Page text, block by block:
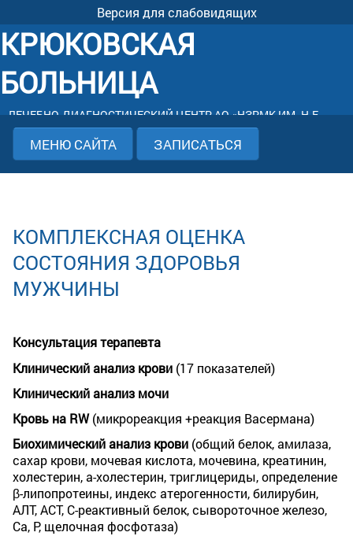
Версия для слабовидящих
КРЮКОВСКАЯ
БОЛЬНИЦА
ЛЕЧЕБНО-ДИАГНОСТИЧЕСКИЙ ЦЕНТР АО «НЗРМК ИМ. Н.Е.
КРЮКОВА»
МЕНЮ САЙТА ЗАПИСАТЬСЯ
КОМПЛЕКСНАЯ ОЦЕНКА
СОСТОЯНИЯ ЗДОРОВЬЯ
МУЖЧИНЫ
Консультация терапевта
Клинический анализ крови (17 показателей)
Клинический анализ мочи
Кровь на RW(микрореакция +реакция Васермана)
Биохимический анализ крови (общий белок, амилаза,
сахар крови, мочевая кислота, мочевина, креатинин,
холестерин, а-холестерин, триглицериды, определение
β-липопротеины, индекс атерогенности, билирубин,
АЛТ, АСТ, С-реактивный белок, сывороточное железо,
Са, Р, щелочная фосфотаза)